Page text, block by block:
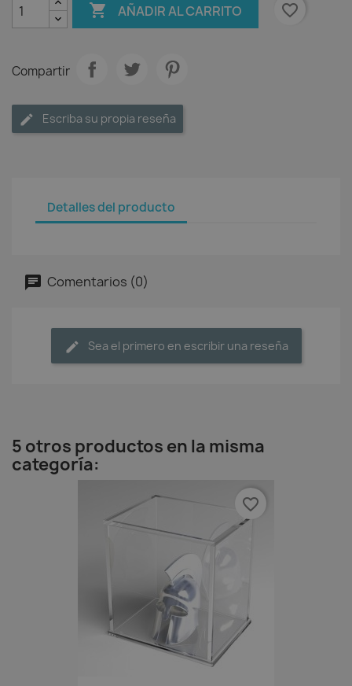
 AÑADIR AL CARRITO favorite_border
Compartir
Escriba su propia reseña
Detalles del producto
Comentarios (0)
Sea el primero en escribir una reseña
5 otros productos en la misma
categoría:
favorite_border